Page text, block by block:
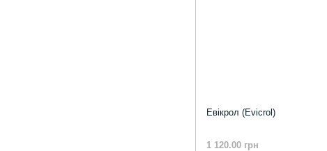
Евікрол (Evicrol)
1 120.00 грн